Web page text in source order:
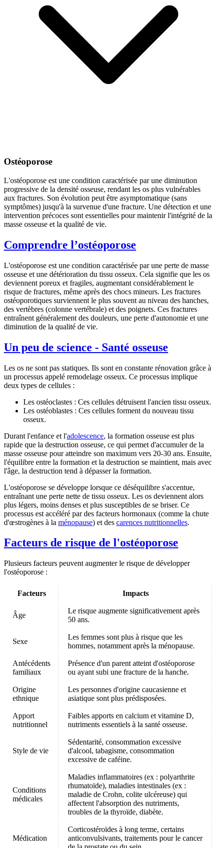
Ostéoporose
L'ostéoporose est une condition caractérisée par une diminution
progressive de la densité osseuse, rendant les os plus vulnérables
aux fractures. Son évolution peut être asymptomatique (sans
symptômes) jusqu'à la survenue d'une fracture. Une détection et une
intervention précoces sont essentielles pour maintenir l'intégrité de la
masse osseuse et la qualité de vie.
Comprendre l’ostéoporose
L'ostéoporose est une condition caractérisée par une perte de masse
osseuse et une détérioration du tissu osseux. Cela signifie que les os
deviennent poreux et fragiles, augmentant considérablement le
risque de fractures, même après des chocs mineurs. Les fractures
ostéoporotiques surviennent le plus souvent au niveau des hanches,
des vertèbres (colonne vertébrale) et des poignets. Ces fractures
entraînent généralement des douleurs, une perte d'autonomie et une
diminution de la qualité de vie.
Un peu de science - Santé osseuse
Les os ne sont pas statiques. Ils sont en constante rénovation grâce à
un processus appelé remodelage osseux. Ce processus implique
deux types de cellules :
Les ostéoclastes : Ces cellules détruisent l'ancien tissu osseux.
Les ostéoblastes : Ces cellules forment du nouveau tissu
osseux.
Durant l'enfance et l'adolescence, la formation osseuse est plus
rapide que la destruction osseuse, ce qui permet d'accumuler de la
masse osseuse pour atteindre son maximum vers 20-30 ans. Ensuite,
l'équilibre entre la formation et la destruction se maintient, mais avec
l'âge, la destruction tend à dépasser la formation.
L'ostéoporose se développe lorsque ce déséquilibre s'accentue,
entraînant une perte nette de tissu osseux. Les os deviennent alors
plus légers, moins denses et plus susceptibles de se briser. Ce
processus est accéléré par des facteurs hormonaux (comme la chute
d'œstrogènes à la ménopause) et des carences nutritionnelles.
Facteurs de risque de l'ostéoporose
Plusieurs facteurs peuvent augmenter le risque de développer
l'ostéoporose :
Facteurs Impacts
Âge
Le risque augmente significativement après
50 ans.
Sexe
Les femmes sont plus à risque que les
hommes, notamment après la ménopause.
Antécédents
familiaux
Présence d'un parent atteint d'ostéoporose
ou ayant subi une fracture de la hanche.
Origine
ethnique
Les personnes d'origine caucasienne et
asiatique sont plus prédisposées.
Apport
nutritionnel
Faibles apports en calcium et vitamine D,
nutriments essentiels à la santé osseuse.
Style de vie
Sédentarité, consommation excessive
d'alcool, tabagisme, consommation
excessive de caféine.
Conditions
médicales
Maladies inflammatoires (ex : polyarthrite
rhumatoïde), maladies intestinales (ex :
maladie de Crohn, colite ulcéreuse) qui
affectent l'absorption des nutriments,
troubles de la thyroïde, diabète.
Médication
Corticostéroïdes à long terme, certains
anticonvulsivants, traitements pour le cancer